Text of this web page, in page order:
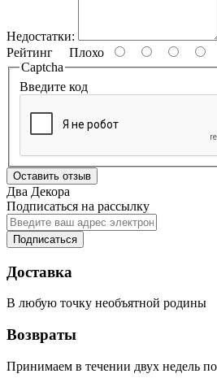
Недостатки:
Рейтинг Плохо
Captcha
Введите код
Оставить отзыв
Два Декора
Подписаться на рассылку
Подписаться
Доставка
В любую точку необъятной родины
Возвраты
Принимаем в течении двух недель